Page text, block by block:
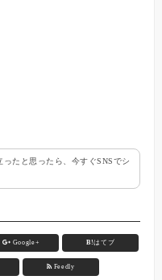
ったと思ったら、今すぐSNSでシ
Google+ B!はてブ
Feedly